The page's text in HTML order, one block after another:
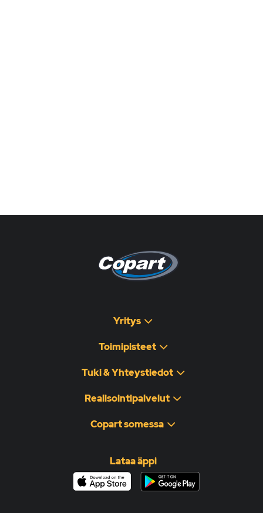
Yritys
Toimipisteet
Tuki & Yhteystiedot
Realisointipalvelut
Copart somessa
Lataa äppi